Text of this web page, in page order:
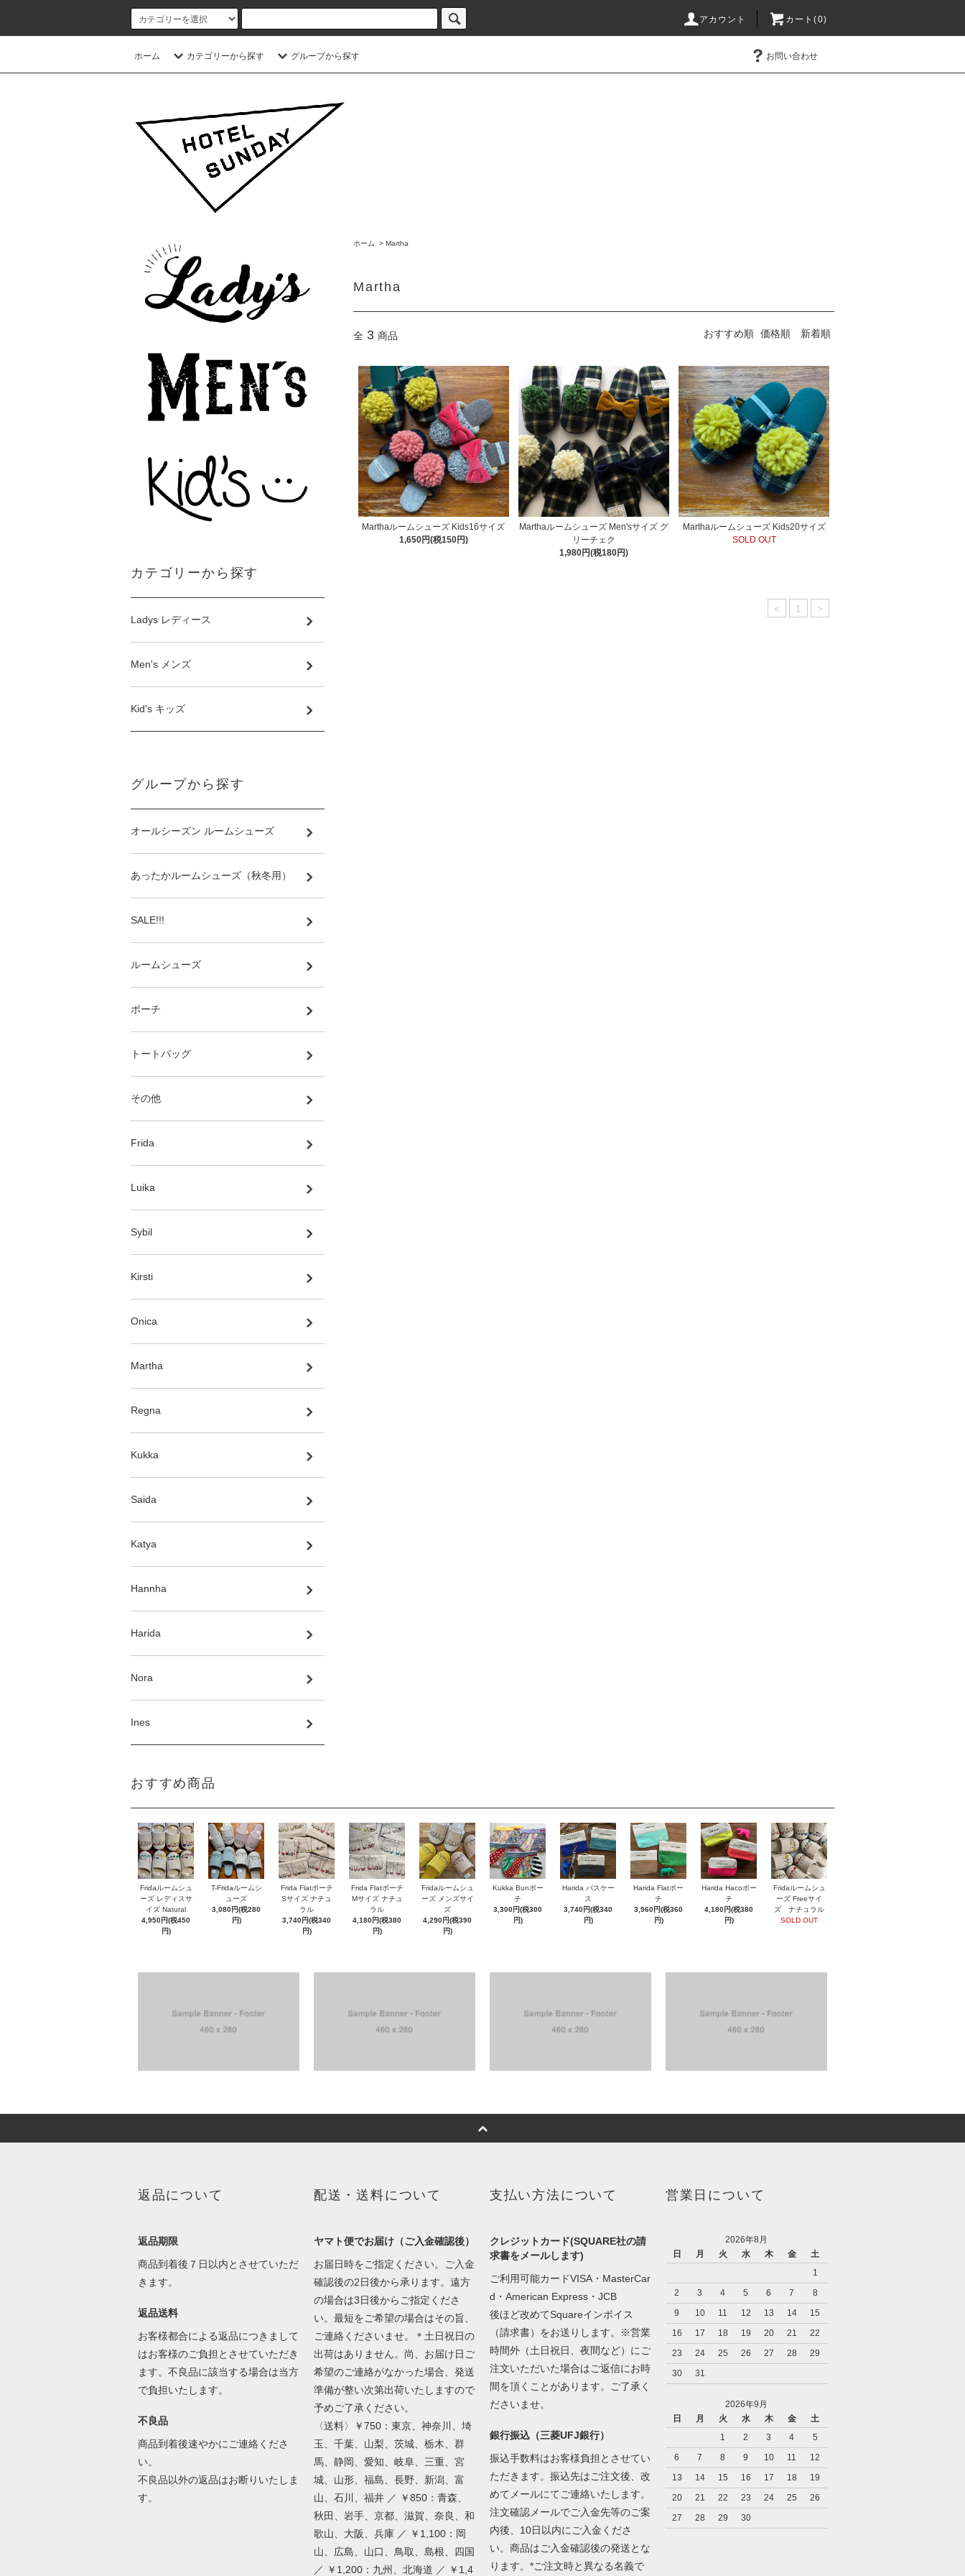
アカウント カート(0)
ホーム カテゴリーから探す グループから探す お問い合わせ
ホーム > Martha
Martha
全 3 商品 おすすめ順 価格順 新着順
Marthaルームシューズ Kids16サイズ
1,650円(税150円)
Marthaルームシューズ Men'sサイズ グ
リーチェク
1,980円(税180円)
Marthaルームシューズ Kids20サイズ
SOLD OUT
< 1 >
カテゴリーから探す
Ladys レディース
Men's メンズ
Kid's キッズ
グループから探す
オールシーズン ルームシューズ
あったかルームシューズ（秋冬用）
SALE!!!
ルームシューズ
ポーチ
トートバッグ
その他
Frida
Luika
Sybil
Kirsti
Onica
Martha
Regna
Kukka
Saida
Katya
Hannha
Harida
Nora
Ines
おすすめ商品
Fridaルームシュ
ーズ レディスサ
イズ Natural
4,950円(税450
円)
T-Fridaルームシ
ューズ
3,080円(税280
円)
Frida Flatポーチ
Sサイズ ナチュ
ラル
3,740円(税340
円)
Frida Flatポーチ
Mサイズ ナチュ
ラル
4,180円(税380
円)
Fridaルームシュ
ーズ メンズサイ
ズ
4,290円(税390
円)
Kukka Bunポー
チ
3,300円(税300
円)
Harida パスケー
ス
3,740円(税340
円)
Harida Flatポー
チ
3,960円(税360
円)
Harida Hacoポー
チ
4,180円(税380
円)
Fridaルームシュ
ーズ Freeサイ
ズ ナチュラル
SOLD OUT
返品について
返品期限
商品到着後７日以内とさせていただ
きます。
返品送料
お客様都合による返品につきまして
はお客様のご負担とさせていただき
ます。不良品に該当する場合は当方
で負担いたします。
不良品
商品到着後速やかにご連絡くださ
い。
不良品以外の返品はお断りいたしま
す。
配送・送料について
ヤマト便でお届け（ご入金確認後）
お届日時をご指定ください。ご入金
確認後の2日後から承ります。遠方
の場合は3日後からご指定くださ
い。最短をご希望の場合はその旨、
ご連絡くださいませ。＊土日祝日の
出荷はありません。尚、お届け日ご
希望のご連絡がなかった場合、発送
準備が整い次第出荷いたしますので
予めご了承ください。
〈送料〉￥750：東京、神奈川、埼
玉、千葉、山梨、茨城、栃木、群
馬、静岡、愛知、岐阜、三重、宮
城、山形、福島、長野、新潟、富
山、石川、福井 ／ ￥850：青森、
秋田、岩手、京都、滋賀、奈良、和
歌山、大阪、兵庫 ／ ￥1,100：岡
山、広島、山口、鳥取、島根、四国
／ ￥1,200：九州、北海道 ／ ￥1,4
支払い方法について
クレジットカード(SQUARE社の請
求書をメールします)
ご利用可能カードVISA・MasterCar
d・American Express・JCB
後ほど改めてSquareインボイス
（請求書）をお送りします。※営業
時間外（土日祝日、夜間など）にご
注文いただいた場合はご返信にお時
間を頂くことがあります。ご了承く
ださいませ。
銀行振込（三菱UFJ銀行）
振込手数料はお客様負担とさせてい
ただきます。振込先はご注文後、改
めてメールにてご連絡いたします。
注文確認メールでご入金先等のご案
内後、10日以内にご入金くださ
い。商品はご入金確認後の発送とな
ります。*ご注文時と異なる名義で
営業日について
2026年8月
日
月 火 水 木 金
土
1
2
3 4 5 6 7
8
9
10 11 12 13 14
15
16
17 18 19 20 21
22
23
24 25 26 27 28
29
30
31
2026年9月
日
月 火 水 木 金
土
1
2 3 4
5
6
7 8 9 10 11
12
13
14 15 16 17 18
19
20
21 22 23 24 25
26
27
28 29 30